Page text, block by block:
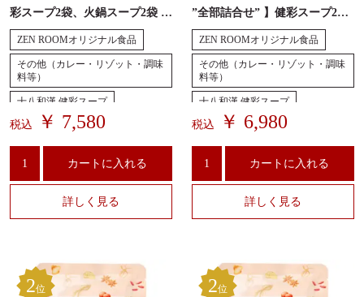
彩スープ2袋、火鍋スープ2袋 、
三十九雑穀火鍋リゾット2袋、
三十九雑穀酸辣湯リゾット2
袋、十八和漢カレー2袋
ZEN ROOMオリジナル食品
その他（カレー・リゾット・調味
料等）
十八和漢 健彩スープ
薬膳火鍋『十八和漢 火鍋スー
税込 ￥ 7,580
カートに入れる
詳しく見る
”全部詰合せ” 】健彩スープ2
袋、火鍋スープ2袋 、三十九雑
穀火鍋リゾット2袋、三十九雑
穀酸辣湯リゾット2袋、十八和
漢カレー2袋
ZEN ROOMオリジナル食品
その他（カレー・リゾット・調味
料等）
十八和漢 健彩スープ
薬膳火鍋『十八和漢 火鍋スー
税込 ￥ 6,980
カートに入れる
詳しく見る
2位 2位